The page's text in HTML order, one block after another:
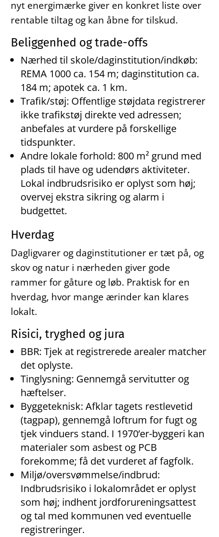
nyt energimærke giver en konkret liste over
rentable tiltag og kan åbne for tilskud.
Beliggenhed og trade-offs
Nærhed til skole/daginstitution/indkøb:
REMA 1000 ca. 154 m; daginstitution ca.
184 m; apotek ca. 1 km.
Trafik/støj: Offentlige støjdata registrerer
ikke trafikstøj direkte ved adressen;
anbefales at vurdere på forskellige
tidspunkter.
Andre lokale forhold: 800 m² grund med
plads til have og udendørs aktiviteter.
Lokal indbrudsrisiko er oplyst som høj;
overvej ekstra sikring og alarm i
budgettet.
Hverdag
Dagligvarer og daginstitutioner er tæt på, og
skov og natur i nærheden giver gode
rammer for gåture og løb. Praktisk for en
hverdag, hvor mange ærinder kan klares
lokalt.
Risici, tryghed og jura
BBR: Tjek at registrerede arealer matcher
det oplyste.
Tinglysning: Gennemgå servitutter og
hæftelser.
Byggeteknisk: Afklar tagets restlevetid
(tagpap), gennemgå loftrum for fugt og
tjek vinduers stand. I 1970’er-byggeri kan
materialer som asbest og PCB
forekomme; få det vurderet af fagfolk.
Miljø/oversvømmelse/indbrud:
Indbrudsrisiko i lokalområdet er oplyst
som høj; indhent jordforureningsattest
og tal med kommunen ved eventuelle
registreringer.